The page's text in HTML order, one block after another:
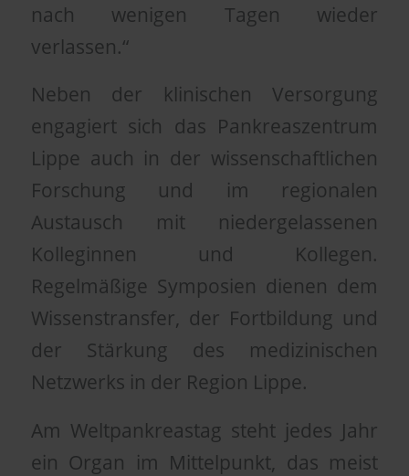
nach wenigen Tagen wieder
verlassen.“
Neben der klinischen Versorgung
engagiert sich das Pankreaszentrum
Lippe auch in der wissenschaftlichen
Forschung und im regionalen
Austausch mit niedergelassenen
Kolleginnen und Kollegen.
Regelmäßige Symposien dienen dem
Wissenstransfer, der Fortbildung und
der Stärkung des medizinischen
Netzwerks in der Region Lippe.
Am Weltpankreastag steht jedes Jahr
ein Organ im Mittelpunkt, das meist